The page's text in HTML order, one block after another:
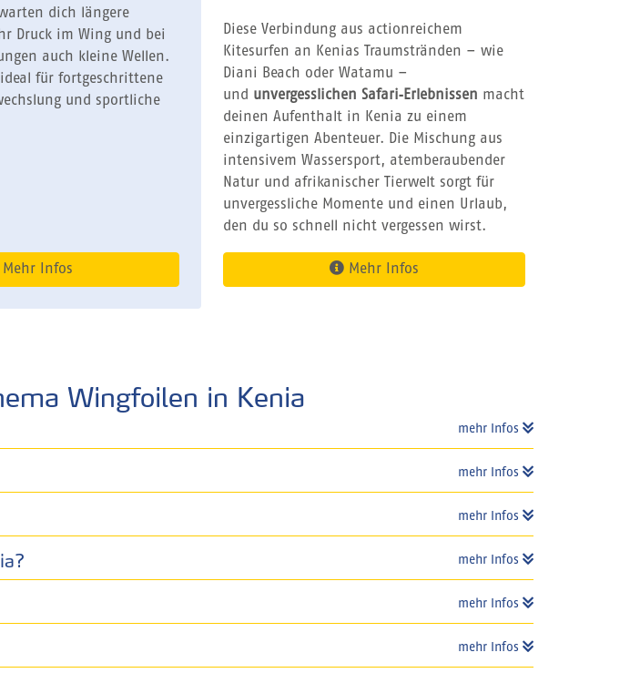
dich längere
Druck im Wing und bei
auch kleine Wellen.
für fortgeschrittene
und sportliche
Mehr Infos
Diese Verbindung aus actionreichem
Kitesurfen an Kenias Traumstränden – wie
Diani Beach oder Watamu –
und unvergesslichen Safari‑Erlebnissen macht
deinen Aufenthalt in Kenia zu einem
einzigartigen Abenteuer. Die Mischung aus
intensivem Wassersport, atemberaubender
Natur und afrikanischer Tierwelt sorgt für
unvergessliche Momente und einen Urlaub,
den du so schnell nicht vergessen wirst.
Mehr Infos
Wingfoilen in Kenia
mehr Infos
mehr Infos
mehr Infos
mehr Infos
mehr Infos
mehr Infos